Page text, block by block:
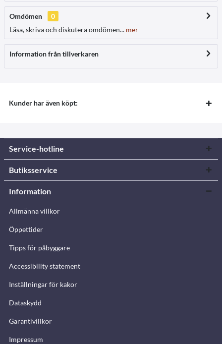
Omdömen
0
Läsa, skriva och diskutera omdömen... mer
Information från tillverkaren
Kunder har även köpt:
Service-hotline
Butiksservice
Information
Allmänna villkor
Öppettider
Tipps för påbyggare
Accessibility statement
Inställningar för kakor
Dataskydd
Garantivillkor
Impressum